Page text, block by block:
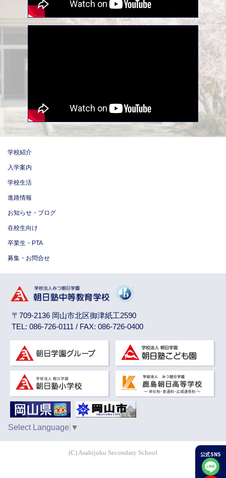
学校紹介
入学案内
学校生活
進路情報
お知らせ・ブログ
在校生向け
卒業生・PTA
募集・お問合せ
〒709-2136 岡山市北区御津紙工2590
TEL: 086-726-0111 / FAX: 086-726-0400
Select Language ▼
(C) Asahijuku Secondary School 公式SNS